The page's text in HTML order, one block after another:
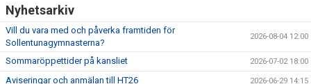
Nyhetsarkiv
Vill du vara med och påverka framtiden för
Sollentunagymnasterna?
2026-08-04 12:00
Sommaröppettider på kansliet 2026-07-02 18:00
Aviseringar och anmälan till HT26 2026-06-29 14:15